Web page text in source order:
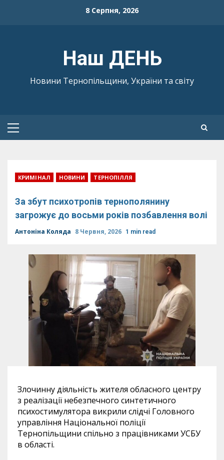
8 Серпня, 2026
Наш ДЕНЬ
Новини Тернопільщини, України та світу
Primary
КРИМІНАЛ НОВИНИ ТЕРНОПІЛЛЯ
За збут психотропів тернополянину
загрожує до восьми років позбавлення волі
Антоніна Коляда 8 Червня, 2026 1 min read
Злочинну діяльність жителя обласного центру
з реалізації небезпечного синтетичного
психостимулятора викрили слідчі Головного
управління Національної поліції
Тернопільщини спільно з працівниками УСБУ
в області.